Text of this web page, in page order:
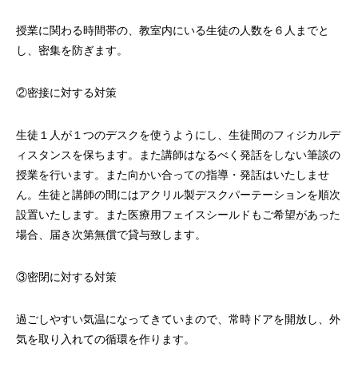
授業に関わる時間帯の、教室内にいる生徒の人数を６人までと
し、密集を防ぎます。
②密接に対する対策
生徒１人が１つのデスクを使うようにし、生徒間のフィジカルデ
ィスタンスを保ちます。また講師はなるべく発話をしない筆談の
授業を行います。また向かい合っての指導・発話はいたしませ
ん。生徒と講師の間にはアクリル製デスクパーテーションを順次
設置いたします。また医療用フェイスシールドもご希望があった
場合、届き次第無償で貸与致します。
③密閉に対する対策
過ごしやすい気温になってきていまので、常時ドアを開放し、外
気を取り入れての循環を作ります。